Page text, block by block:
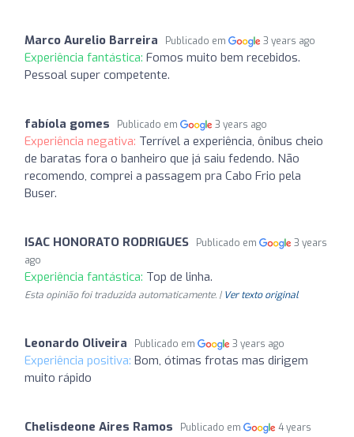
Marco Aurelio Barreira Publicado em 3 years ago
Experiência fantástica: Fomos muito bem recebidos.
Pessoal super competente.
fabíola gomes Publicado em 3 years ago
Experiência negativa: Terrível a experiência, ônibus cheio
de baratas fora o banheiro que já saiu fedendo. Não
recomendo, comprei a passagem pra Cabo Frio pela
Buser.
ISAC HONORATO RODRIGUES Publicado em
3 years
ago
Experiência fantástica: Top de linha.
Esta opinião foi traduzida automaticamente. | Ver texto original
Leonardo Oliveira Publicado em 3 years ago
Experiência positiva: Bom, ótimas frotas mas dirigem
muito rápido
Chelisdeone Aires Ramos Publicado em
4 years